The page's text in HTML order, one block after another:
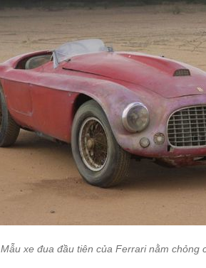
Mẫu xe đua đầu tiên của Ferrari nằm chỏng